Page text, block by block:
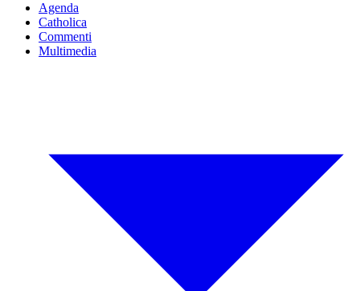
Agenda
Catholica
Commenti
Multimedia